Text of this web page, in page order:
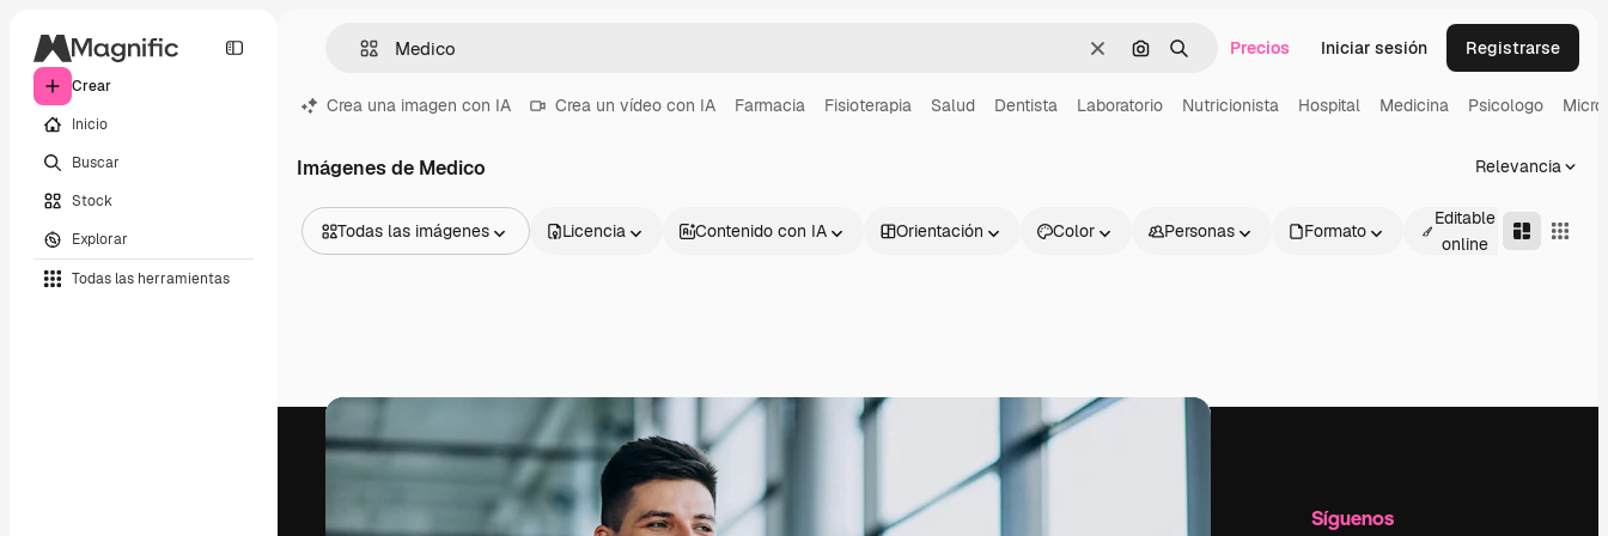
Crear
Inicio
Buscar
Stock
Explorar
Todas las herramientas
BorrarBuscar por imagen
BuscarPrecios Iniciar sesión Registrarse
Crea una imagen con IA Crea un vídeo con IA Farmacia Fisioterapia Salud Dentista Laboratorio Nutricionista Hospital Medicina Psicologo
Imágenes de Medico Relevancia
Todas las imágenes
Vídeos
Motion graphics
Plantillas de vídeos
Modelos 3D
Fuentes
Licencia Contenido con IA Orientación Color Personas Formato
Editable
online
Productos Síguenos